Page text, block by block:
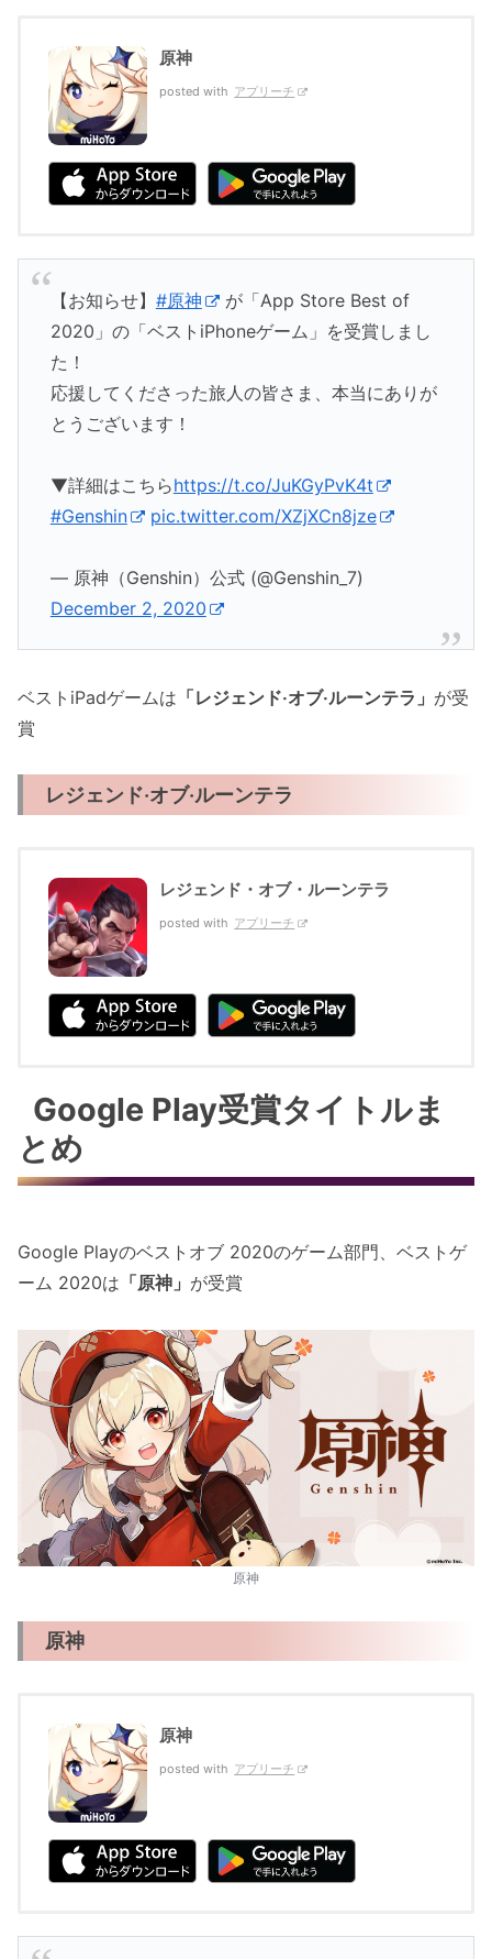
原神
posted with アプリーチ
【お知らせ】 #原神
が「App Store Best of
2020」の「ベストiPhoneゲーム」を受賞しまし
た！
応援してくださった旅人の皆さま、本当にありが
とうございます！
▼詳細はこちらhttps://t.co/JuKGyPvK4t
#Genshin
pic.twitter.com/XZjXCn8jze
— 原神（Genshin）公式 (@Genshin_7)
December 2, 2020
ベストiPadゲームは 「レジェンド‧オブ‧ルーンテラ」 が受
賞
レジェンド‧オブ‧ルーンテラ
レジェンド・オブ・ルーンテラ
posted with アプリーチ
Google Play受賞タイトルま
とめ
Google Playのベストオブ 2020のゲーム部門、ベストゲ
ーム 2020は 「原神」 が受賞
原神
原神
原神
posted with アプリーチ